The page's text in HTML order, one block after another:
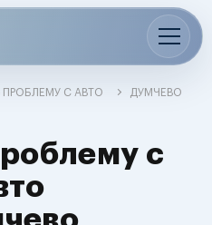
ПРОБЛЕМУ С АВТО ДУМЧЕВО
с